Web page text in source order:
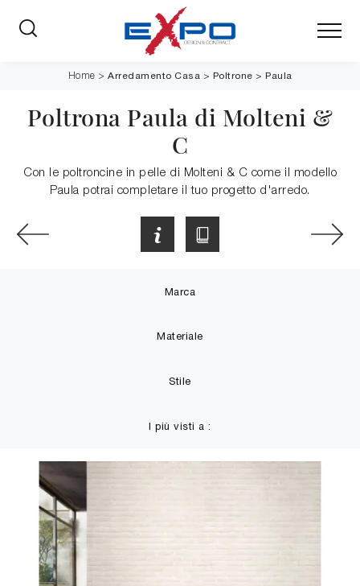
Home > Arredamento Casa > Poltrone > Paula
Poltrona Paula di Molteni &
C
Con le poltroncine in pelle di Molteni & C come il modello
Paula potrai completare il tuo progetto d'arredo.
Marca
Materiale
Stile
I più visti a :